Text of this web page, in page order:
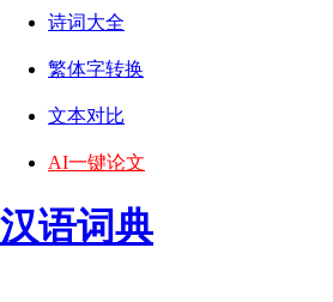
诗词大全
繁体字转换
文本对比
AI一键论文
汉语词典